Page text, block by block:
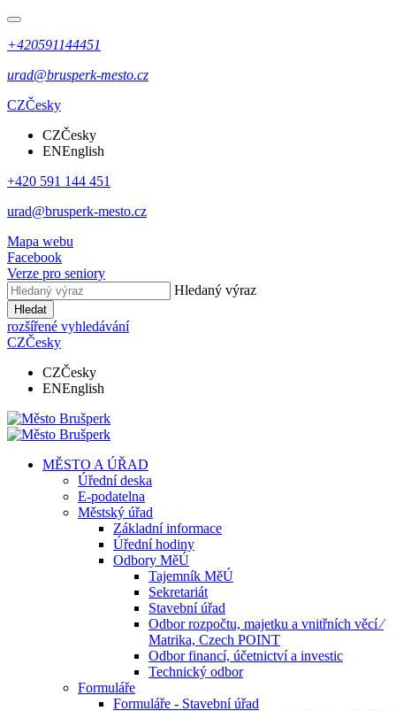
+420591144451
urad@brusperk-mesto.cz
CZČesky
CZČesky
ENEnglish
+420 591 144 451
urad@brusperk-mesto.cz
Mapa webu
Facebook
Verze pro seniory
Hledaný výraz
Hledat
rozšířené vyhledávání
CZČesky
CZČesky
ENEnglish
MĚSTO A ÚŘAD
Úřední deska
E-podatelna
Městský úřad
Základní informace
Úřední hodiny
Odbory MěÚ
Tajemník MěÚ
Sekretariát
Stavební úřad
Odbor rozpočtu, majetku a vnitřních věcí ⁄
Matrika, Czech POINT
Odbor financí, účetnictví a investic
Technický odbor
Formuláře
Formuláře - Stavební úřad